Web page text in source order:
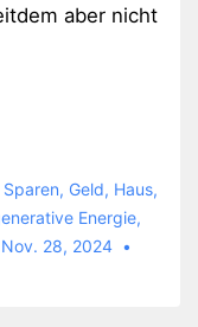
aber nicht
, Geld, Haus,
Energie,
Nov. 28, 2024